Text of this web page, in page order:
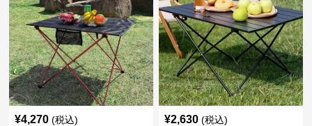
¥4,270 (税込) ¥2,630 (税込)